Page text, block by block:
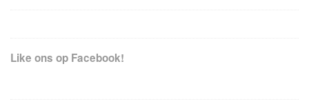
Like ons op Facebook!